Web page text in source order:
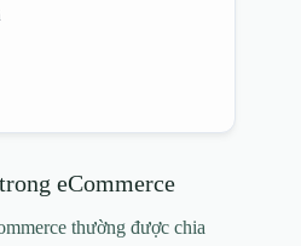
eCommerce
thường được chia